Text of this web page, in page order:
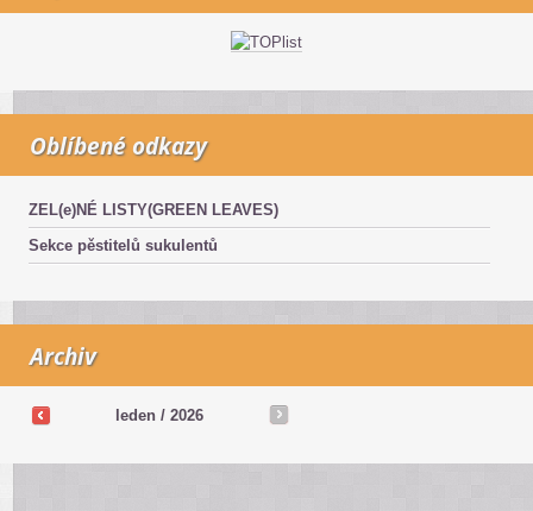
Oblíbené odkazy
ZEL(e)NÉ LISTY(GREEN LEAVES)
Sekce pěstitelů sukulentů
Archiv
leden / 2026